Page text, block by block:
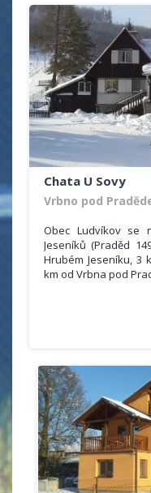
města.
Chata Eduard
zařízením.
Celková kapacita
můžete ve 2 - 6 ti
Některé pokoje
sprchovým
pokoje mají
Chata U Sovy
Vrbno pod
Obec Ludvíkov se
Jeseníků (Praděd
Hrubém Jeseníku, 3
km od Vrbna pod
Chata u Sovy
okres Bruntál.